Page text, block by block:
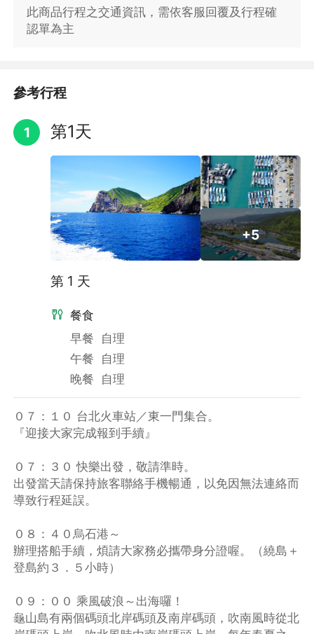
在平原的任何角落只要朝海的方向眺望皆可看見它矗
立於太平洋上，是為宜蘭縣的精神標地。龜山島伴著雲朵屹立在海
平面上有著綽約風姿，當地居民因其特殊的地理景觀
素的影響，想同時一攬八景並不容易。
此商品行程之交通資訊，需依客服回覆及行程確
認單為主
參考行程
1 第1天
+5
第 1 天
餐食
早餐
自理
午餐
自理
晚餐
自理
０７：１０ 台北火車站／東一門集合。
『迎接大家完成報到手續』
０７：３０ 快樂出發，敬請準時。
出發當天請保持旅客聯絡手機暢通，以免因無法連絡而
導致行程延誤。
０８：４０烏石港～
辦理搭船手續，煩請大家務必攜帶身分證喔。（繞島＋
登島約３．５小時）
０９：００ 乘風破浪～出海囉！
龜山島有兩個碼頭北岸碼頭及南岸碼頭，吹南風時從北